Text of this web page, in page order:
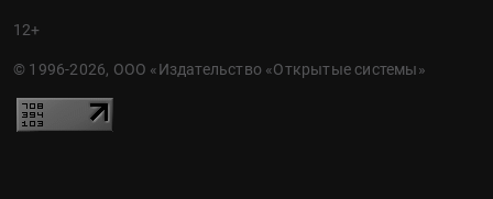
12+
© 1996-2026, ООО «Издательство «Открытые системы»